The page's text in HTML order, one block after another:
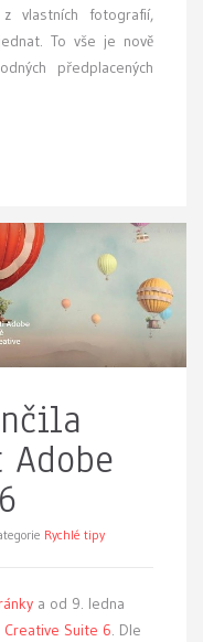
vlastních fotografií,
To vše je nově
předplacených
Rychlé tipy
a od 9. ledna
Suite 6. Dle